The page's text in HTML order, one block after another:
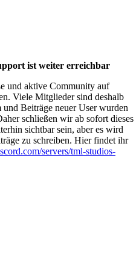
ist weiter erreichbar
und aktive Community auf
Viele Mitglieder sind deshalb
Beiträge neuer User wurden
schließen wir ab sofort dieses
sichtbar sein, aber es wird
zu schreiben. Hier findet ihr
servers/tml-studios-